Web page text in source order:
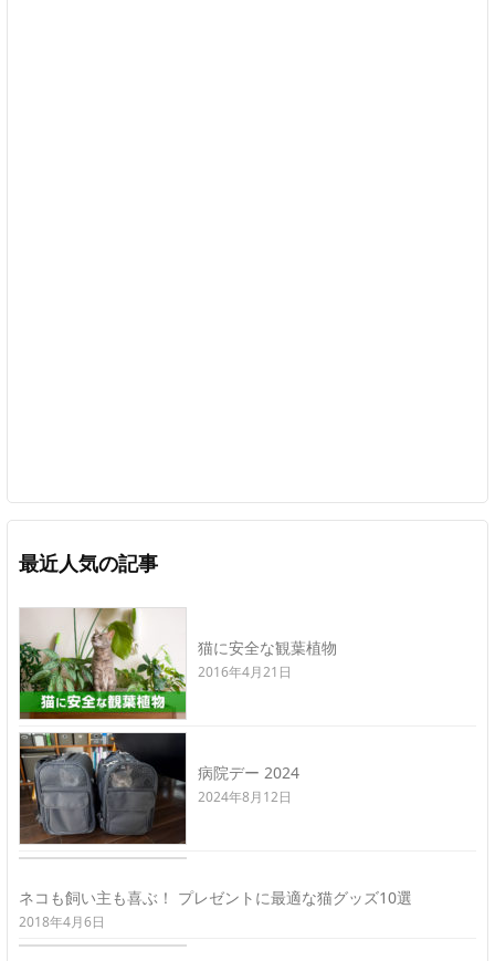
最近人気の記事
猫に安全な観葉植物
2016年4月21日
病院デー 2024
2024年8月12日
ネコも飼い主も喜ぶ！ プレゼントに最適な猫グッズ10選
2018年4月6日